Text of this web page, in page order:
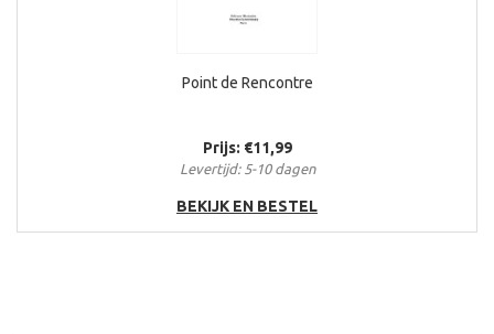
Point de Rencontre
Prijs: €11,99
Levertijd: 5-10 dagen
BEKIJK EN BESTEL